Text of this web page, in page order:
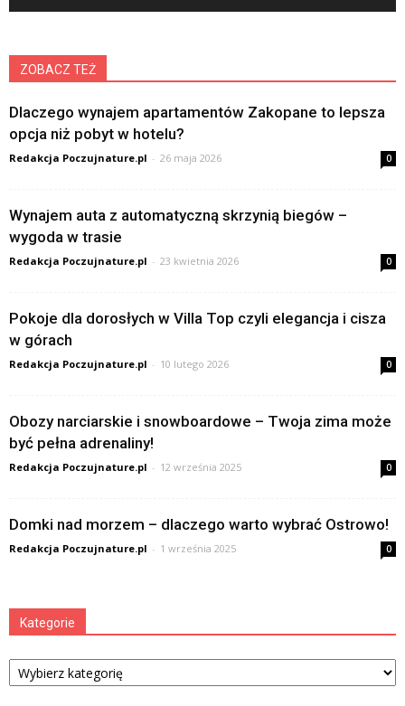
ZOBACZ TEŻ
Dlaczego wynajem apartamentów Zakopane to lepsza
opcja niż pobyt w hotelu?
Redakcja Poczujnature.pl - 26 maja 2026 0
Wynajem auta z automatyczną skrzynią biegów –
wygoda w trasie
Redakcja Poczujnature.pl - 23 kwietnia 2026 0
Pokoje dla dorosłych w Villa Top czyli elegancja i cisza
w górach
Redakcja Poczujnature.pl - 10 lutego 2026 0
Obozy narciarskie i snowboardowe – Twoja zima może
być pełna adrenaliny!
Redakcja Poczujnature.pl - 12 września 2025 0
Domki nad morzem – dlaczego warto wybrać Ostrowo!
Redakcja Poczujnature.pl - 1 września 2025 0
Kategorie
Kategorie